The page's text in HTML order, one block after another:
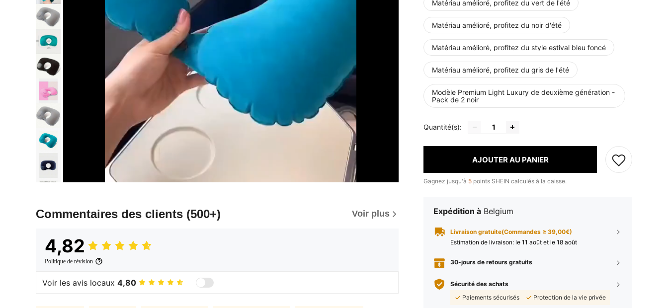
Commentaires des clients (500+) Voir plus
4,82
Politique de révision
Voir les avis locaux 4,80
Matériau amélioré, profitez du vert de l'été
Matériau amélioré, profitez du noir d'été
Matériau amélioré, profitez du style estival bleu foncé
Matériau amélioré, profitez du gris de l'été
Modèle Premium Light Luxury de deuxième génération -
Pack de 2 noir
Quantité(s):
AJOUTER AU PANIER
Gagnez jusqu'à 5 points SHEIN calculés à la caisse.
Expédition à Belgium
Livraison gratuite(Commandes ≥ 39,00€)
Estimation de livraison: le 11 août et le 18 août
30-jours de retours gratuits
Sécurité des achats
Paiements sécurisés
Protection de la vie privée